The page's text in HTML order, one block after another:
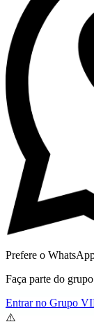
Prefere o
Faça parte do
Entrar no Grupo
⚠️